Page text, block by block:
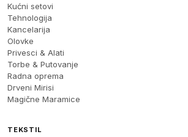
Kućni setovi
Tehnologija
Kancelarija
Olovke
Privesci & Alati
Torbe & Putovanje
Radna oprema
Drveni Mirisi
Magične Maramice
TEKSTIL